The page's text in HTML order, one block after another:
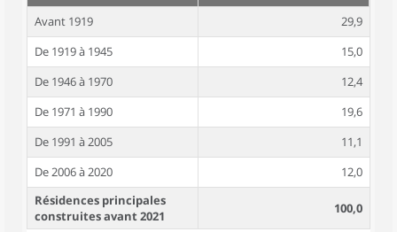
Avant 1919
29,9
De 1919 à 1945
15,0
De 1946 à 1970
12,4
De 1971 à 1990
19,6
De 1991 à 2005
11,1
De 2006 à 2020
12,0
Résidences principales
construites avant 2021
100,0